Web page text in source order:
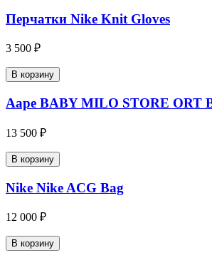
Перчатки Nike Knit Gloves
3 500 ₽
В корзину
Aape BABY MILO STORE ORT
13 500 ₽
В корзину
Nike Nike ACG Bag
12 000 ₽
В корзину